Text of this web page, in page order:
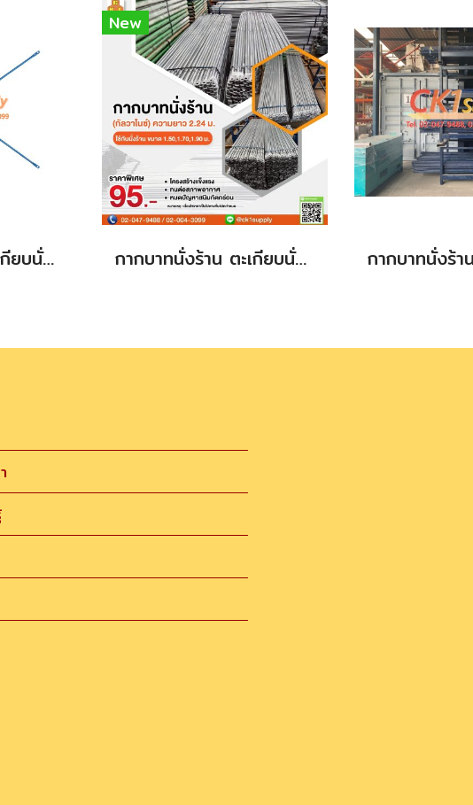
กากบาทนั่งร้าน ตะเกียบนั่งร้าน สินค้าใหม่ (new) ขนาด 0.90 m.
New
กากบาทนั่งร้าน ตะเกียบนั่งร้าน กัลวาไนซ์ ขนาด 1.70 m.